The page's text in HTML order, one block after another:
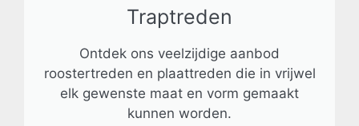
Traptreden
Ontdek ons veelzijdige aanbod
roostertreden en plaattreden die in vrijwel
elk gewenste maat en vorm gemaakt
kunnen worden.